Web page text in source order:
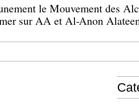
le Mouvement des
sur AA et Al-Anon